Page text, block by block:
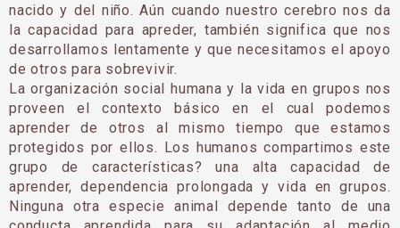
nacido y del niño. Aún cuando nuestro cerebro nos da
la capacidad para apreder, también significa que nos
desarrollamos lentamente y que necesitamos el apoyo
de otros para sobrevivir.
La organización social humana y la vida en grupos nos
proveen el contexto básico en el cual podemos
aprender de otros al mismo tiempo que estamos
protegidos por ellos. Los humanos compartimos este
grupo de características? una alta capacidad de
aprender, dependencia prolongada y vida en grupos.
Ninguna otra especie animal depende tanto de una